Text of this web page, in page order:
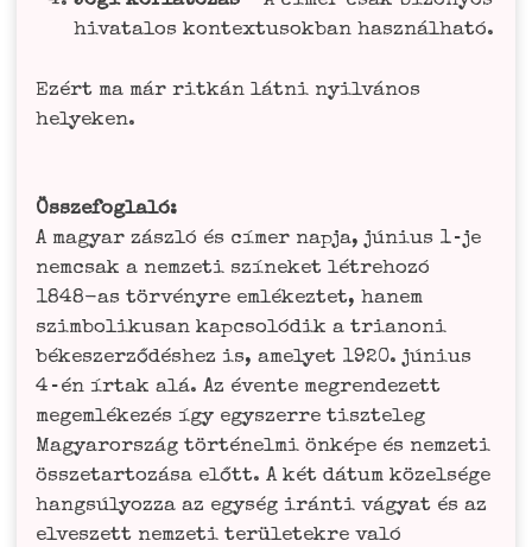
hiva­t­alos kon­tex­tusok­ban használható.
Ezért ma már rit­kán lát­ni nyil­vá­nos
hely­e­ken.
Öss­ze­fo­glaló:
A magyar zászló és címer nap­ja, júni­us 1‑je
nemc­sak a nem­ze­ti szí­ne­ket lét­re­hozó
1848-as tör­vé­ny­re emlé­kez­tet, hanem
szim­bo­li­ku­san kapc­soló­dik a tria­no­ni
békes­zer­ző­dés­hez is, ame­ly­et 1920. júni­us
4‑én írtak alá. Az éven­te megren­de­zett
megem­lé­ke­zés így egyszer­re tisz­te­leg
Magyar­or­szág tör­té­nel­mi önké­pe és nem­ze­ti
öss­zet­arto­zá­sa előtt. A két dátum köze­l­sé­ge
hang­s­ú­ly­oz­za az egy­ség irán­ti vágyat és az
elves­zett nem­ze­ti terü­le­tek­re való